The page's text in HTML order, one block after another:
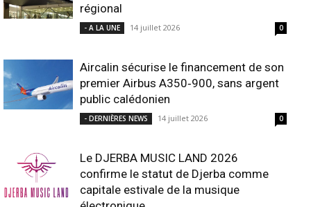
régional
- A LA UNE 14 juillet 2026 0
Aircalin sécurise le financement de son
premier Airbus A350‑900, sans argent
public calédonien
- DERNIÈRES NEWS 14 juillet 2026 0
Le DJERBA MUSIC LAND 2026
confirme le statut de Djerba comme
capitale estivale de la musique